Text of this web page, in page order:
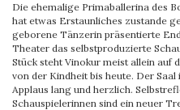
Die ehemalige Primaballerina des
hat etwas Erstaunliches zustande
geborene Tänzerin präsentierte
Theater das selbstproduzierte
Stück steht Vinokur meist allein auf
von der Kindheit bis heute. Der
Applaus lang und herzlich.
Schauspielerinnen sind ein neuer